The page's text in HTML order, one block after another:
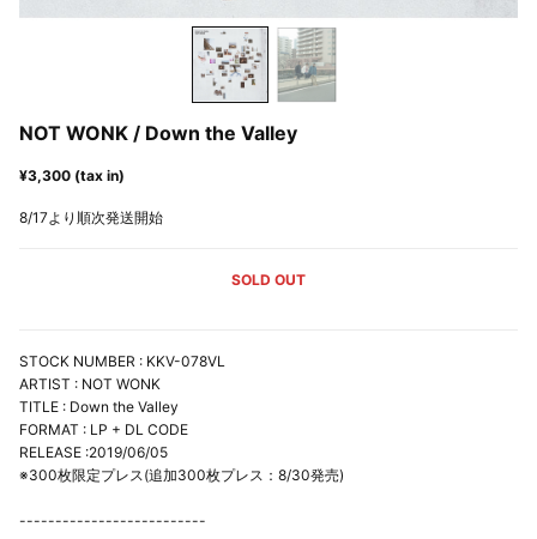
NOT WONK / Down the Valley
¥3,300 (tax in)
8/17より順次発送開始
SOLD OUT
STOCK NUMBER : KKV-078VL
ARTIST : NOT WONK
TITLE : Down the Valley
FORMAT : LP + DL CODE
RELEASE :2019/06/05
※300枚限定プレス(追加300枚プレス：8/30発売)
--------------------------